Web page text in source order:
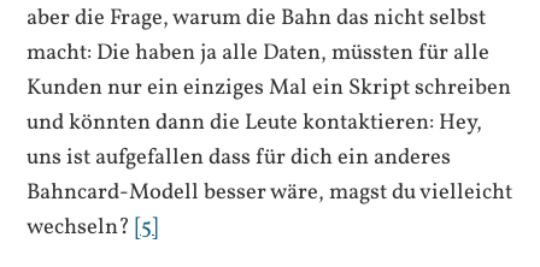
aber die Frage, warum die Bahn das nicht selbst
macht: Die haben ja alle Daten, müssten für alle
Kunden nur ein einziges Mal ein Skript schreiben
und könnten dann die Leute kontaktieren: Hey,
uns ist aufgefallen dass für dich ein anderes
Bahncard-Modell besser wäre, magst du vielleicht
wechseln?[5]